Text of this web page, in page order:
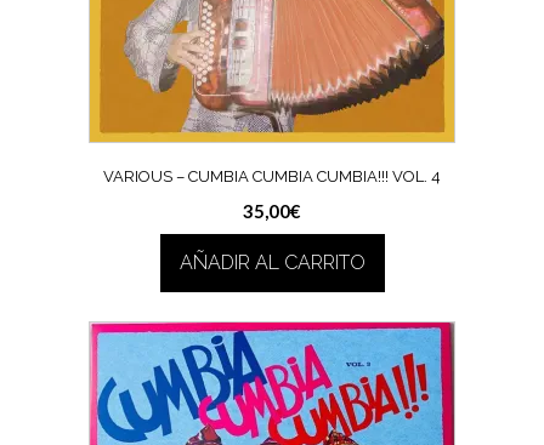
VARIOUS – CUMBIA CUMBIA CUMBIA!!! VOL. 4
35,00€
AÑADIR AL CARRITO